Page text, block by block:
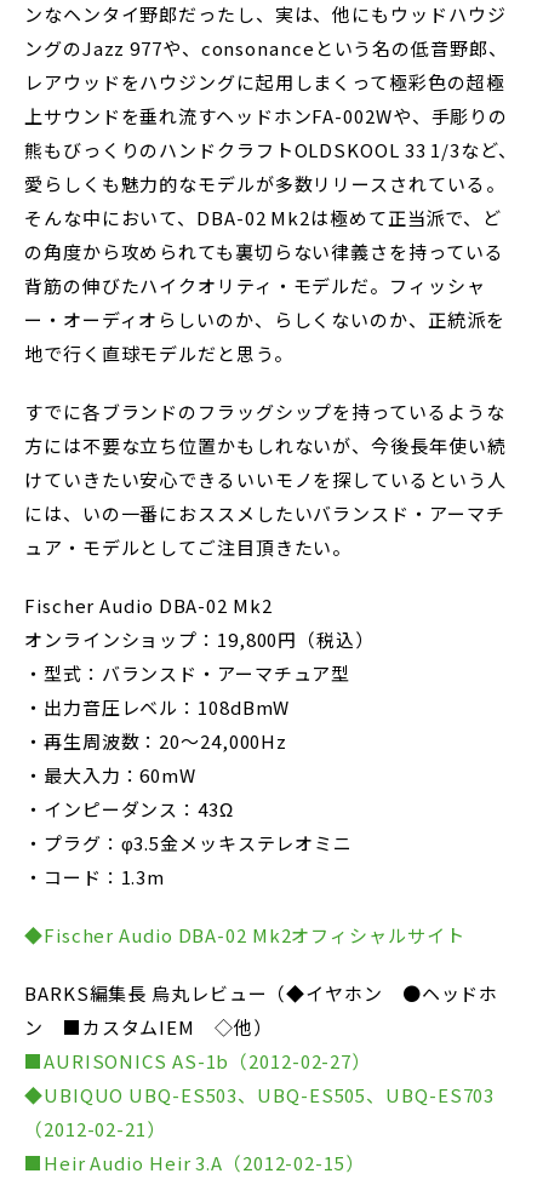
ンなヘンタイ野郎だったし、実は、他にもウッドハウジ
ングのJazz 977や、consonanceという名の低音野郎、
レアウッドをハウジングに起用しまくって極彩色の超極
上サウンドを垂れ流すヘッドホンFA-002Wや、手彫りの
熊もびっくりのハンドクラフトOLDSKOOL 33 1/3など、
愛らしくも魅力的なモデルが多数リリースされている。
そんな中において、DBA-02 Mk2は極めて正当派で、ど
の角度から攻められても裏切らない律義さを持っている
背筋の伸びたハイクオリティ・モデルだ。フィッシャ
ー・オーディオらしいのか、らしくないのか、正統派を
地で行く直球モデルだと思う。
すでに各ブランドのフラッグシップを持っているような
方には不要な立ち位置かもしれないが、今後長年使い続
けていきたい安心できるいいモノを探しているという人
には、いの一番におススメしたいバランスド・アーマチ
ュア・モデルとしてご注目頂きたい。
Fischer Audio DBA-02 Mk2
オンラインショップ：19,800円（税込）
・型式：バランスド・アーマチュア型
・出力音圧レベル：108dBmW
・再生周波数：20～24,000Hz
・最大入力：60mW
・インピーダンス：43Ω
・プラグ：φ3.5金メッキステレオミニ
・コード：1.3m
◆Fischer Audio DBA-02 Mk2オフィシャルサイト
BARKS編集長 烏丸レビュー（◆イヤホン ●ヘッドホ
ン ■カスタムIEM ◇他）
■AURISONICS AS-1b（2012-02-27）
◆UBIQUO UBQ-ES503、UBQ-ES505、UBQ-ES703
（2012-02-21）
■Heir Audio Heir 3.A（2012-02-15）